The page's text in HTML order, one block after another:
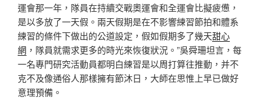
運會那一年，隊員在持續交戰奧運會和全運會比擬疲憊，
是以多放了一天假。兩天假期是在不影響練習節拍和體系
練習的條件下做出的公道設定，假如假期多了幾天甜心
網 ，隊員就需求更多的時光來恢復狀況。”吳舜珊坦言，每
一名專門研究活動員都明白練習是以周打算往推動，并不
克不及像通俗人那樣擁有節沐日，大師在思惟上早已做好
意理預備。